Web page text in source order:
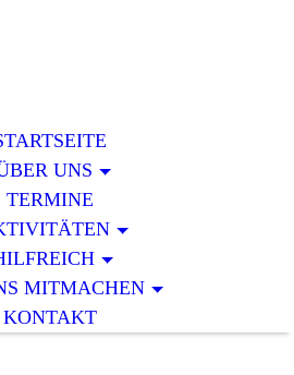
UNS
TERMINE
MITMACHEN
KONTAKT